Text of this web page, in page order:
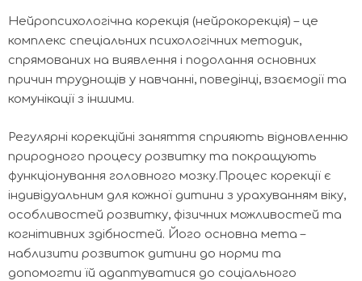
Нейропсихологічна корекція (нейрокорекція) – це
комплекс спеціальних психологічних методик,
спрямованих на виявлення і подолання основних
причин труднощів у навчанні, поведінці, взаємодії та
комунікації з іншими.
Регулярні корекційні заняття сприяють відновленню
природного процесу розвитку та покращують
функціонування головного мозку.Процес корекції є
індивідуальним для кожної дитини з урахуванням віку,
особливостей розвитку, фізичних можливостей та
когнітивних здібностей. Його основна мета –
наблизити розвиток дитини до норми та
допомогти їй адаптуватися до соціального